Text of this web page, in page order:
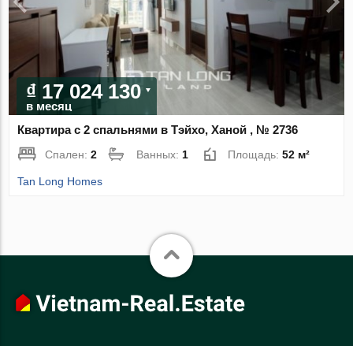
₫ 17 024 130
в месяц
Квартира с 2 спальнями в Тэйхо, Ханой , № 2736
Спален:2 Ванных: 1 Площадь:52 м²
Tan Long Homes